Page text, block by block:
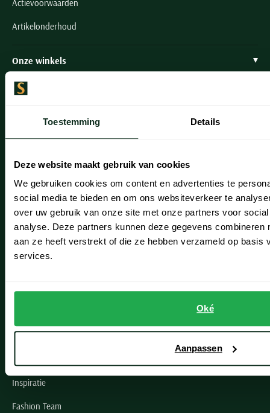
Toestemming Details
Deze website maakt gebruik van cookies
We gebruiken cookies om content en advertenties te
social media te bieden en om ons websiteverkeer te
over uw gebruik van onze site met onze partners voor
analyse. Deze partners kunnen deze gegevens combineren
aan ze heeft verstrekt of die ze hebben verzameld op basis
services.
Oké
Aanpassen
Actievoorwaarden
Artikelonderhoud
Onze winkels
Onze winkels
Lisse
Noordwijk
Oegstgeest
Openingstijden winkels
Paul & Shark specialist
Inspiratie
Fashion Team